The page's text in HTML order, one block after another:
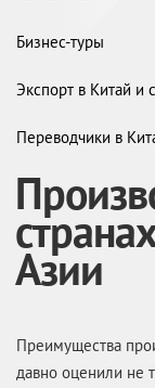
Бизнес-туры
Экспорт в Китай
Переводчики в
Азии
Преимущества
давно оценили не